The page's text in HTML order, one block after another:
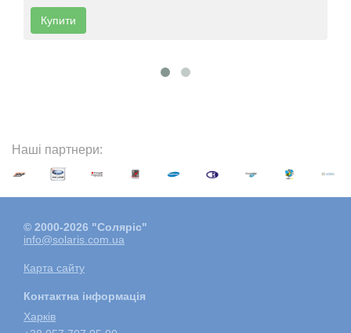
Купити
Наші партнери:
© 2000-2026 "Соляріс"
info@solaris.com.ua
Карта сайту
Контактна інформація
Харкiв